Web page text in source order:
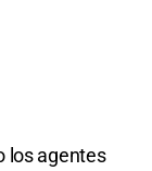
los agentes